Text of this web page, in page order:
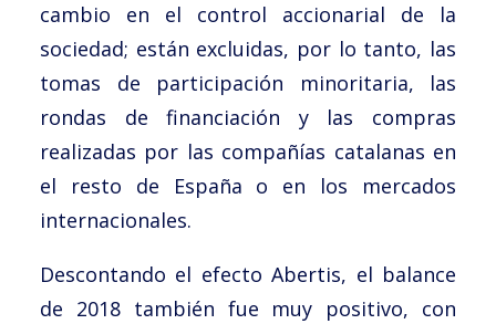
cambio en el control accionarial de la
sociedad; están excluidas, por lo tanto, las
tomas de participación minoritaria, las
rondas de financiación y las compras
realizadas por las compañías catalanas en
el resto de España o en los mercados
internacionales.
Descontando el efecto Abertis, el balance
de 2018 también fue muy positivo, con